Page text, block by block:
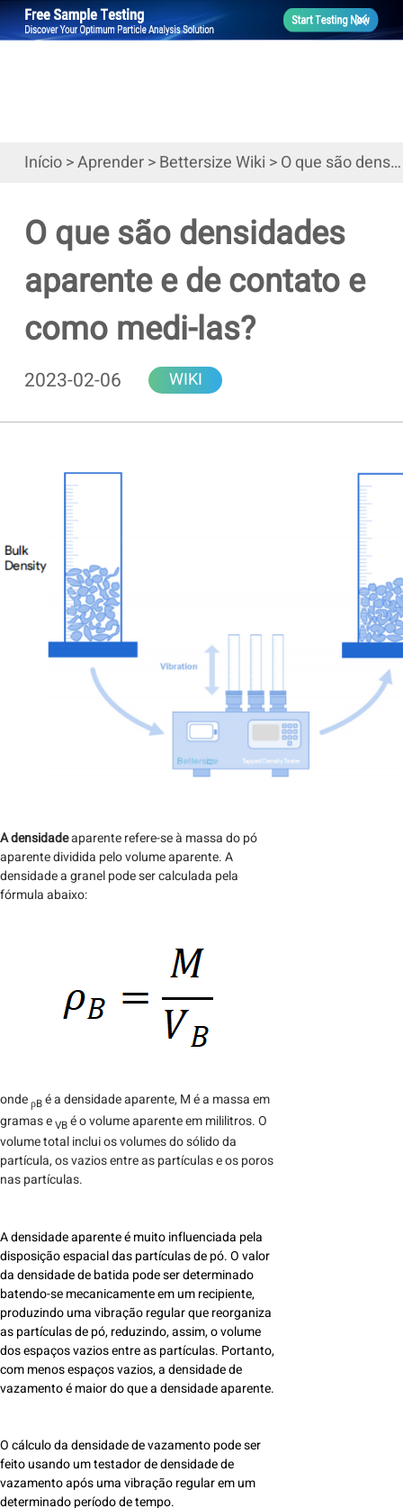
Início>Aprender>Bettersize Wiki >O que são densidades aparente e de contato e como medi-las?
O que são densidades
aparente e de contato e
como medi-las?
2023-02-06 WIKI
A densidadeaparente refere-se à massa do pó
aparente dividida pelo volume aparente. A
densidade a granel pode ser calculada pela
fórmula abaixo:
ondeρBé a densidade aparente, M é a massa em
gramas eVBé o volume aparente em mililitros. O
volume total inclui os volumes do sólido da
partícula, os vazios entre as partículas e os poros
nas partículas.
A densidade aparente é muito influenciada pela
disposição espacial das partículas de pó. O valor
da densidade de batida pode ser determinado
batendo-se mecanicamente em um recipiente,
produzindo uma vibração regular que reorganiza
as partículas de pó, reduzindo, assim, o volume
dos espaços vazios entre as partículas. Portanto,
com menos espaços vazios, a densidade de
vazamento é maior do que a densidade aparente.
O cálculo da densidade de vazamento pode ser
feito usando um testador de densidade de
vazamento após uma vibração regular em um
determinado período de tempo.